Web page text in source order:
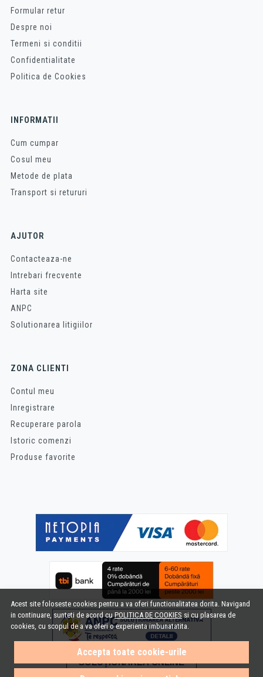
Acest site foloseste cookies pentru a va oferi functionalitatea dorita. Navigand
in continuare, sunteti de acord cuPOLITICA DE COOKIES si cu plasarea de
cookies, cu scopul de a va oferi o experienta imbunatatita.
Accepta toate cookie-urile
Formular retur
Despre noi
Termeni si conditii
Confidentialitate
Politica de Cookies
INFORMATII
Cum cumpar
Cosul meu
Metode de plata
Transport si retururi
AJUTOR
Contacteaza-ne
Intrebari frecvente
Harta site
ANPC
Solutionarea litigiilor
ZONA CLIENTI
Contul meu
Inregistrare
Recuperare parola
Istoric comenzi
Produse favorite